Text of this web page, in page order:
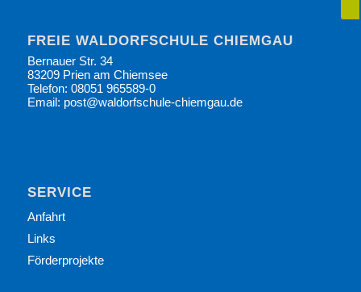
FREIE WALDORFSCHULE CHIEMGAU
Bernauer Str. 34
83209 Prien am Chiemsee
Telefon: 08051 965589-0
Email: post@waldorfschule-chiemgau.de
SERVICE
Anfahrt
Links
Förderprojekte